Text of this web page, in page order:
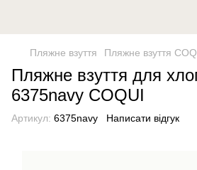
Пляжне взуття Пляжне взуття
Пляжне взуття для
6375navy COQUI
Артикул: 6375navy Написати відгук